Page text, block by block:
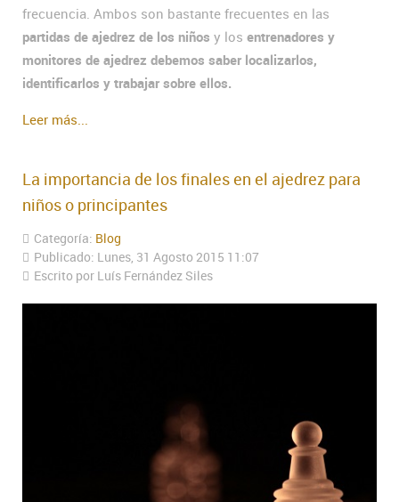
frecuencia. Ambos son bastante frecuentes en las
partidas de ajedrez de los niños y los entrenadores y
monitores de ajedrez debemos saber localizarlos,
identificarlos y trabajar sobre ellos.
Leer más...
La importancia de los finales en el ajedrez para
niños o principantes
Categoría: Blog
Publicado: Lunes, 31 Agosto 2015 11:07
Escrito por Luís Fernández Siles